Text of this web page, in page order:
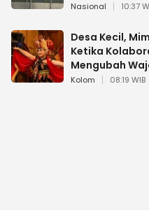
Nasional 10:37
Desa Kecil,
Ketika
Mengubah
Kolom 08:19 WIB